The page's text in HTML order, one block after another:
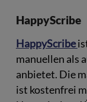
HappyScribe
HappyScribe
manuellen als
anbietet. Die
ist kostenfrei